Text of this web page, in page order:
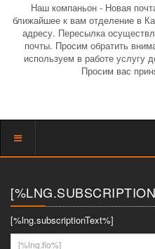
Наш компаньон - Новая
ближайшее к вам отделение в
адресу. Пересылка
почты. Просим обратить
используем в работе услугу
Просим вас
Показать
[%lng.subscriptionText%]
[%lng.fio%]